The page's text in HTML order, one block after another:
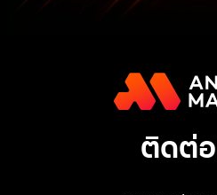
ติดต่อ